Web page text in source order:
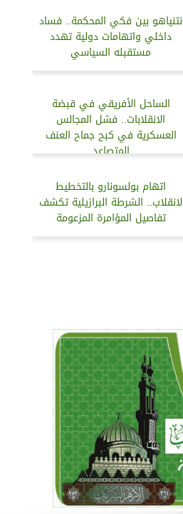
نتنياهو بين فكي المحكمة.. فساد
داخلي واتهامات دولية تهدد
مستقبله السياسي
الساحل الأفريقي في قبضة
الانقلابات.. فشل المجالس
العسكرية في كبح جماح العنف
المتصاعد
اتهام بولسونارو بالتخطيط
لانقلاب.. الشرطة البرازيلية تكشف
تفاصيل المؤامرة المزعومة